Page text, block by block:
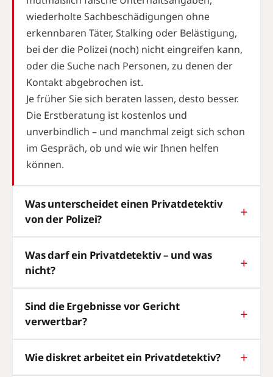
wiederholte Sachbeschädigungen ohne
erkennbaren Täter, Stalking oder Belästigung,
bei der die Polizei (noch) nicht eingreifen kann,
oder die Suche nach Personen, zu denen der
Kontakt abgebrochen ist.
Je früher Sie sich beraten lassen, desto besser.
Die Erstberatung ist kostenlos und
unverbindlich – und manchmal zeigt sich schon
im Gespräch, ob und wie wir Ihnen helfen
können.
Was unterscheidet einen Privatdetektiv
von der Polizei?
Was darf ein Privatdetektiv – und was
nicht?
Sind die Ergebnisse vor Gericht
verwertbar?
Wie diskret arbeitet ein Privatdetektiv?